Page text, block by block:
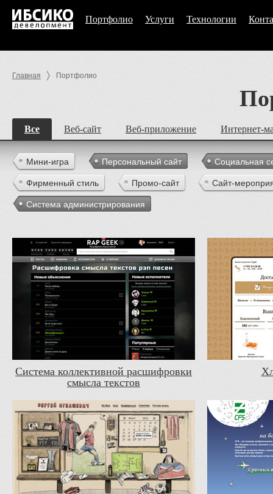
Портфолио Услуги Технологии
Главная Портфолио
Все Веб-сайт Веб-приложение Интернет-
Мини-игра Персональный сайт Социальная
Фирменный стиль Промо-сайт Сайт-
Система администрирования
Система коллективной расшифровки
смысла текстов